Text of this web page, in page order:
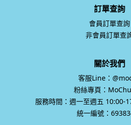
訂單查詢
會員訂單查詢
非會員訂單查
關於我們
客服Line：
粉絲專頁：
服務時間：週一至週五 10:00-
統一編號：